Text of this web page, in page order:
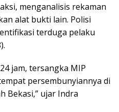
menganalisis rekaman
alat bukti lain. Polisi
terduga pelaku
jam, tersangka MIP
persembunyiannya di
Bekasi,” ujar Indra